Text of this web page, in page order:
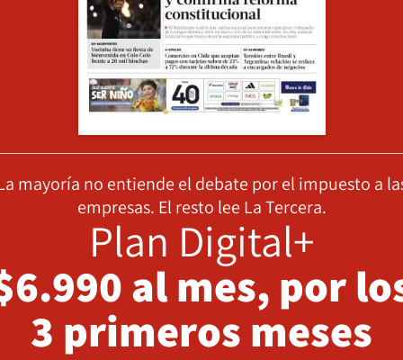
mayoría no entiende el debate por el impuesto a
empresas. El resto lee La Tercera.
Plan Digital+
al mes, por
3 primeros meses